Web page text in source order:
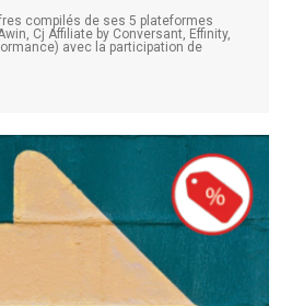
compilés de ses 5 plateformes
Cj Affiliate by Conversant, Effinity,
avec la participation de